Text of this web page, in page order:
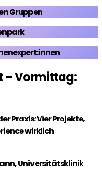
Gruppen
– Vormittag:
Praxis: Vier Projekte,
wirklich
Universitätsklinik